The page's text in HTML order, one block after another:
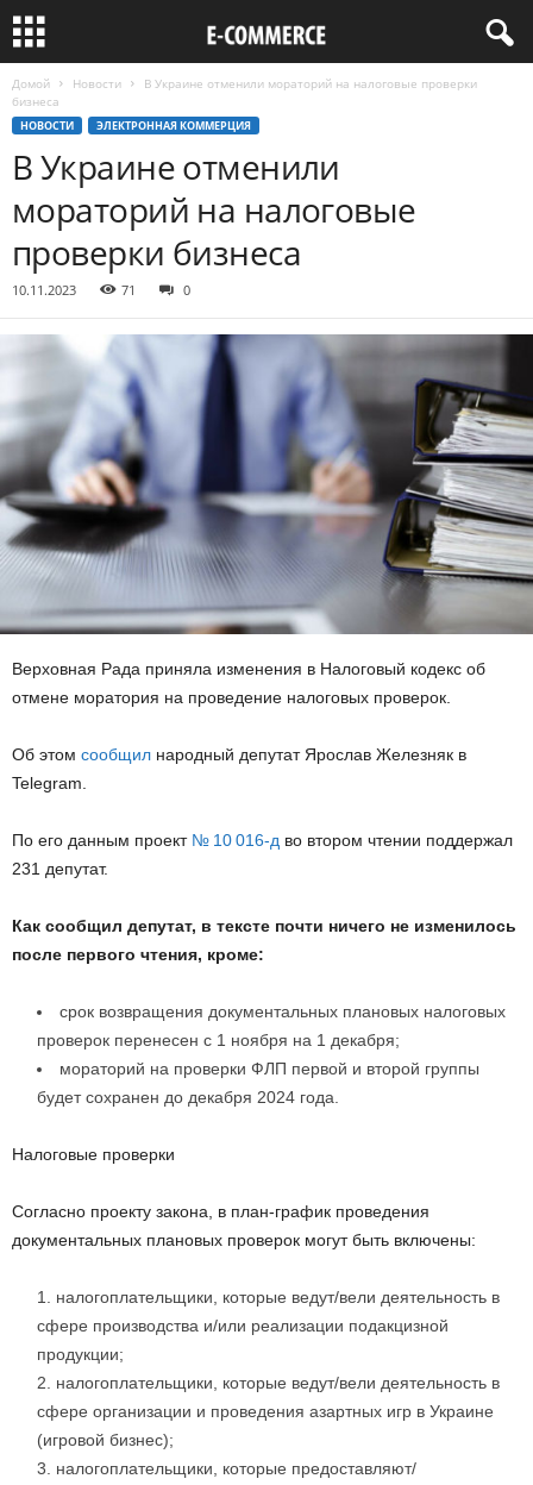
Домой Новости
В Украине отменили мораторий на налоговые проверки
бизнеса
НОВОСТИ ЭЛЕКТРОННАЯ КОММЕРЦИЯ
В Украине отменили
мораторий на налоговые
проверки бизнеса
10.11.2023 71 0
Верховная Рада приняла изменения в Налоговый кодекс об
отмене моратория на проведение налоговых проверок.
Об этом сообщил народный депутат Ярослав Железняк в
Telegram.
По его данным проект № 10 016-д во втором чтении поддержал
231 депутат.
Как сообщил депутат, в тексте почти ничего не изменилось
после первого чтения, кроме:
срок возвращения документальных плановых налоговых
проверок перенесен с 1 ноября на 1 декабря;
мораторий на проверки ФЛП первой и второй группы
будет сохранен до декабря 2024 года.
Налоговые проверки
Согласно проекту закона, в план-график проведения
документальных плановых проверок могут быть включены:
налогоплательщики, которые ведут/вели деятельность в
сфере производства и/или реализации подакцизной
продукции;
налогоплательщики, которые ведут/вели деятельность в
сфере организации и проведения азартных игр в Украине
(игровой бизнес);
налогоплательщики, которые предоставляют/